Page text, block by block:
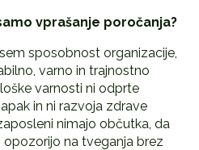
vprašanje poročanja?
sposobnost organizacije,
varno in trajnostno
varnosti ni odprte
in ni razvoja zdrave
nimajo občutka, da
na tveganja brez